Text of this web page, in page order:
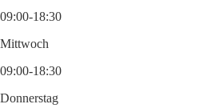
09:00-18:30
Mittwoch
09:00-18:30
Donnerstag